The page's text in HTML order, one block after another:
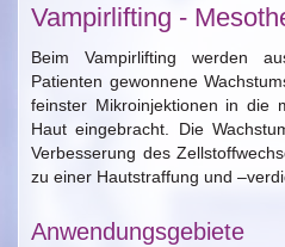
Vampirlifting -
Beim Vampirlifting werden
Patienten gewonnene
feinster Mikroinjektionen in die
Haut eingebracht. Die
Verbesserung des
zu einer Hautstraffung und
Anwendungsgebiete